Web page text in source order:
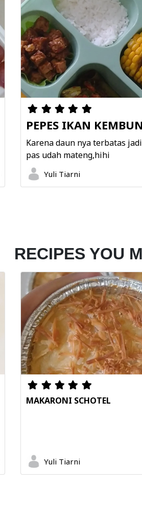
PEPES IKAN
Karena daun nya terbatas
pas udah mateng,hihi
Yuli Tiarni
RECIPES YOU
MAKARONI SCHOTEL
Yuli Tiarni